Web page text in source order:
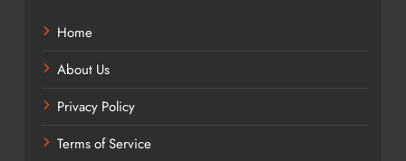
Home
About Us
Privacy Policy
Terms of Service